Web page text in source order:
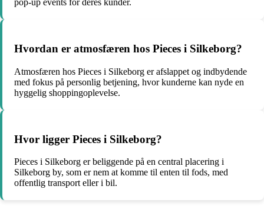
pop-up events for deres kunder.
Hvordan er atmosfæren hos Pieces i Silkeborg?
Atmosfæren hos Pieces i Silkeborg er afslappet og indbydende
med fokus på personlig betjening, hvor kunderne kan nyde en
hyggelig shoppingoplevelse.
Hvor ligger Pieces i Silkeborg?
Pieces i Silkeborg er beliggende på en central placering i
Silkeborg by, som er nem at komme til enten til fods, med
offentlig transport eller i bil.